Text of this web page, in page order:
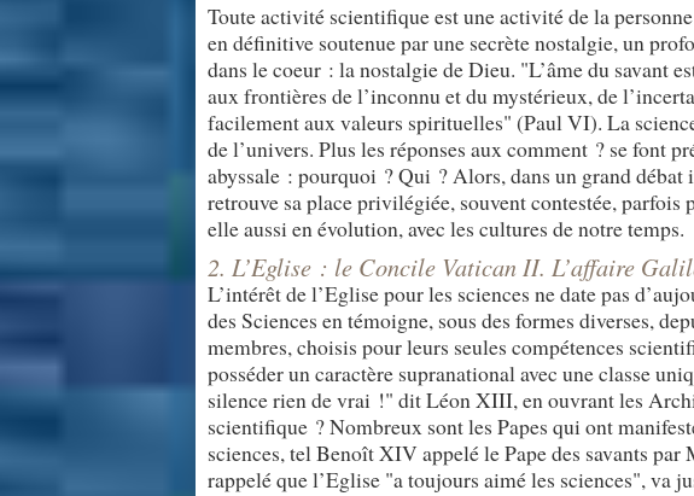
Toute activité scientifique est une activité de la
en définitive soutenue par une secrète nostalgie, un
dans le coeur : la nostalgie de Dieu. "L’âme du savant
aux frontières de l’inconnu et du mystérieux, de
facilement aux valeurs spirituelles" (Paul VI). La
de l’univers. Plus les réponses aux comment ? se font
abyssale : pourquoi ? Qui ? Alors, dans un grand
retrouve sa place privilégiée, souvent contestée,
elle aussi en évolution, avec les cultures de notre temps.
2. L’Eglise : le Concile Vatican II. L’affaire
L’intérêt de l’Eglise pour les sciences ne date pas
des Sciences en témoigne, sous des formes diverses,
membres, choisis pour leurs seules compétences
posséder un caractère supranational avec une classe
silence rien de vrai !" dit Léon XIII, en ouvrant les
scientifique ? Nombreux sont les Papes qui ont
sciences, tel Benoît XIV appelé le Pape des savants
rappelé que l’Eglise "a toujours aimé les sciences", va